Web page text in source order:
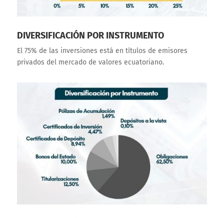
DIVERSIFICACIÓN POR INSTRUMENTO
El 75% de las inversiones está en títulos de emisores
privados del mercado de valores ecuatoriano.